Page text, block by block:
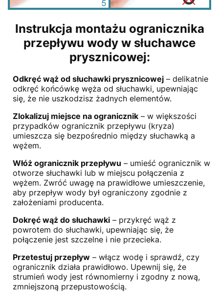
Instrukcja montażu ogranicznika
przepływu wody w słuchawce
prysznicowej:
Odkręć wąż od słuchawki prysznicowej – delikatnie
odkręć końcówkę węża od słuchawki, upewniając
się, że nie uszkodzisz żadnych elementów.
Zlokalizuj miejsce na ogranicznik – w większości
przypadków ogranicznik przepływu (kryza)
umieszcza się bezpośrednio między słuchawką a
wężem.
Włóż ogranicznik przepływu – umieść ogranicznik w
otworze słuchawki lub w miejscu połączenia z
wężem. Zwróć uwagę na prawidłowe umieszczenie,
aby przepływ wody był ograniczony zgodnie z
założeniami producenta.
Dokręć wąż do słuchawki – przykręć wąż z
powrotem do słuchawki, upewniając się, że
połączenie jest szczelne i nie przecieka.
Przetestuj przepływ – włącz wodę i sprawdź, czy
ogranicznik działa prawidłowo. Upewnij się, że
strumień wody jest równomierny i zgodny z nową,
zmniejszoną przepustowością.